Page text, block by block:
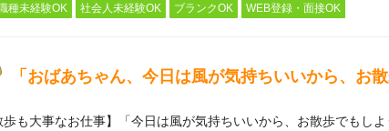
種未経験OK 社会人未経験OK ブランクOK WEB登録・面接OK
「おばあちゃん、今日は風が気持ちいいから、お
歩も大事なお仕事】「今日は風が気持ちいいから、お散歩でもし